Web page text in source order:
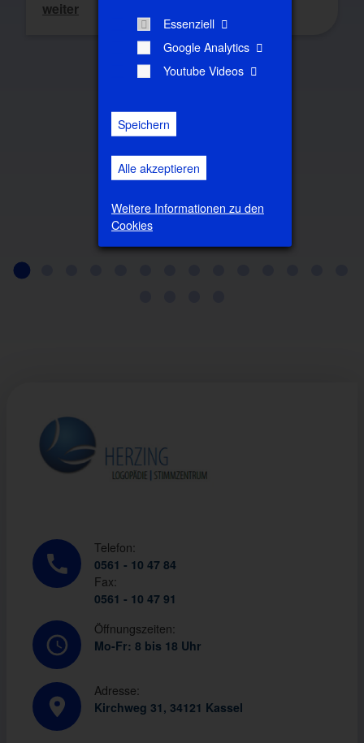
weiter
Telefon:
0561 - 10 47 84
Fax:
0561 - 10 47 91
Öffnungszeiten:
Mo-Fr: 8 bis 18 Uhr
Adresse:
Kirchweg 31, 34121 Kassel
Essenziell
Google Analytics
Youtube Videos
Speichern
Alle akzeptieren
Weitere Informationen zu den
Cookies